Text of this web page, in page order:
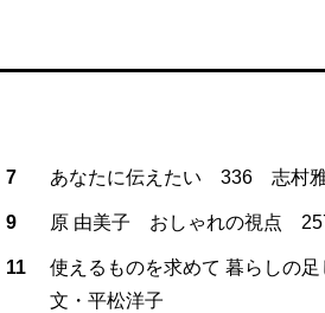
7 あなたに伝えたい 336 志村
9 原 由美子 おしゃれの視点
11
使えるものを求めて 暮らしの
文・平松洋子